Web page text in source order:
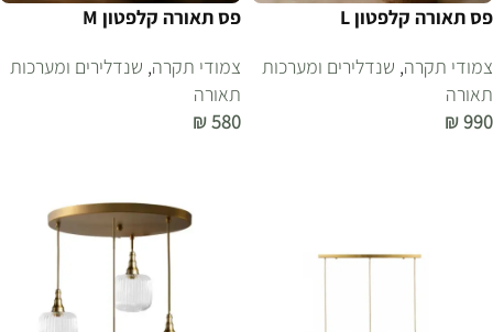
פס תאורה קלפטון L
צמודי תקרה, שנדלירים ומערכות
תאורה
₪990
פס תאורה קלפטון M
צמודי תקרה, שנדלירים ומערכות
תאורה
₪580